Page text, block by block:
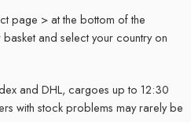
page > at the bottom of the
and select your country on
and DHL, cargoes up to 12:30
with stock problems may rarely be